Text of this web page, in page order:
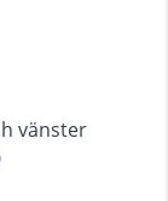
vänster